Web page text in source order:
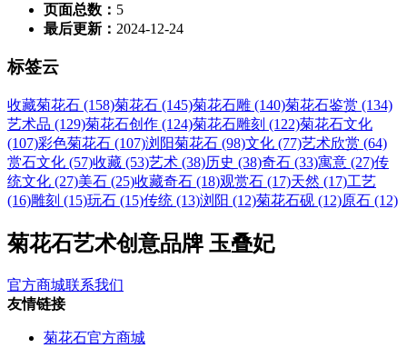
页面总数： 5
最后更新： 2024-12-24
标签云
收藏菊花石 (158)菊花石 (145)菊花石雕 (140)菊花石鉴赏 (134)
艺术品 (129)菊花石创作 (124)菊花石雕刻 (122)菊花石文化
(107)彩色菊花石 (107)浏阳菊花石 (98)文化 (77)艺术欣赏 (64)
赏石文化 (57)收藏 (53)艺术 (38)历史 (38)奇石 (33)寓意 (27)传
统文化 (27)美石 (25)收藏奇石 (18)观赏石 (17)天然 (17)工艺
(16)雕刻 (15)玩石 (15)传统 (13)浏阳 (12)菊花石砚 (12)原石 (12)
菊花石艺术创意品牌 玉叠妃
官方商城联系我们
友情链接
菊花石官方商城